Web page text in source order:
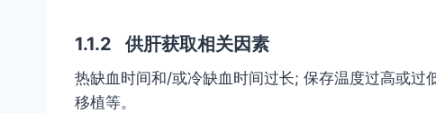
1.1.2 供肝获取相关因素
热缺血时间和/或冷缺血时间过长; 保存温度过高或
移植等。